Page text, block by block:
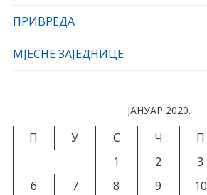
ПРИВРЕДА
МЈЕСНЕ ЗАЈЕДНИЦЕ
ЈАНУАР 2020.
П У С Ч П
1
2 3
6
7 8 9 10